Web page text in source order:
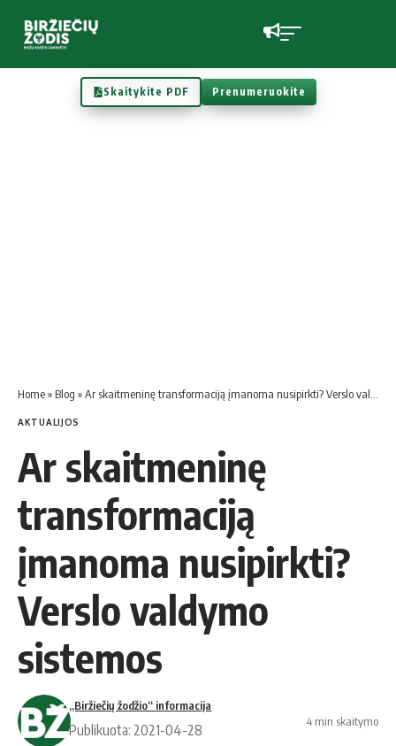
Skaitykite PDF Prenumeruokite
Home» Blog »Ar skaitmeninę transformaciją įmanoma nusipirkti? Verslo valdymo sistemos
AKTUALIJOS
Ar skaitmeninę
transformaciją
įmanoma nusipirkti?
Verslo valdymo
sistemos
„Biržiečių žodžio“ informacija
Publikuota: 2021-04-28
4 min skaitymo